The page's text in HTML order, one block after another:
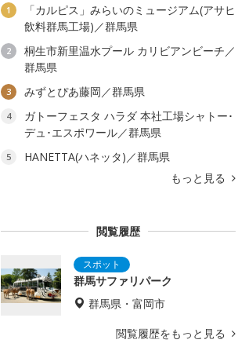
1
「カルピス」みらいのミュージアム(アサヒ
飲料群馬工場)／群馬県
2
桐生市新里温水プール カリビアンビーチ／
群馬県
3 みずとぴあ藤岡／群馬県
4
ガトーフェスタ ハラダ 本社工場シャトー･
デュ･エスポワール／群馬県
5
HANETTA(ハネッタ)／群馬県
もっと見る
閲覧履歴
群馬サファリパーク
群馬県・富岡市
閲覧履歴をもっと見る